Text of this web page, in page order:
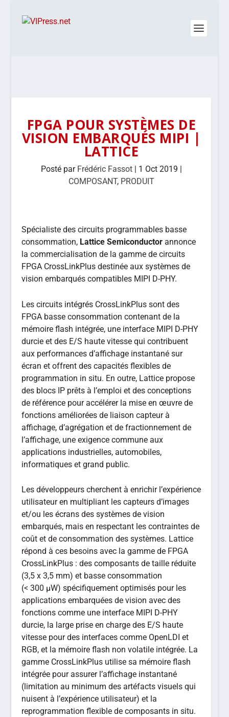
FPGA POUR SYSTÈMES DE
VISION EMBARQUÉS MIPI |
LATTICE
Posté par Frédéric Fassot| 1 Oct 2019 |
COMPOSANT, PRODUIT
Spécialiste des circuits programmables basse
consommation, Lattice Semiconductor annonce
la commercialisation de la gamme de circuits
FPGA CrossLinkPlus destinée aux systèmes de
vision embarqués compatibles MIPI D-PHY.
Les circuits intégrés CrossLinkPlus sont des
FPGA basse consommation contenant de la
mémoire flash intégrée, une interface MIPI D-PHY
durcie et des E/S haute vitesse qui contribuent
aux performances d’affichage instantané sur
écran et offrent des capacités flexibles de
programmation in situ. En outre, Lattice propose
des blocs IP prêts à l’emploi et des conceptions
de référence pour accélérer la mise en œuvre de
fonctions améliorées de liaison capteur à
affichage, d’agrégation et de fractionnement de
l’affichage, une exigence commune aux
applications industrielles, automobiles,
informatiques et grand public.
Les développeurs cherchent à enrichir l’expérience
utilisateur en multipliant les capteurs d’images
et/ou les écrans des systèmes de vision
embarqués, mais en respectant les contraintes de
coût et de consommation des systèmes. Lattice
répond à ces besoins avec la gamme de FPGA
CrossLinkPlus : des composants de taille réduite
(3,5 x 3,5 mm) et basse consommation
(< 300 µW) spécifiquement optimisés pour les
applications embarquées de vision avec des
fonctions comme une interface MIPI D-PHY
durcie, la large prise en charge des E/S haute
vitesse pour des interfaces comme OpenLDI et
RGB, et la mémoire flash non volatile intégrée. La
gamme CrossLinkPlus utilise sa mémoire flash
intégrée pour assurer l’affichage instantané
(limitation au minimum des artéfacts visuels qui
nuisent à l’expérience utilisateur) et la
reprogrammation flexible de composants in situ.